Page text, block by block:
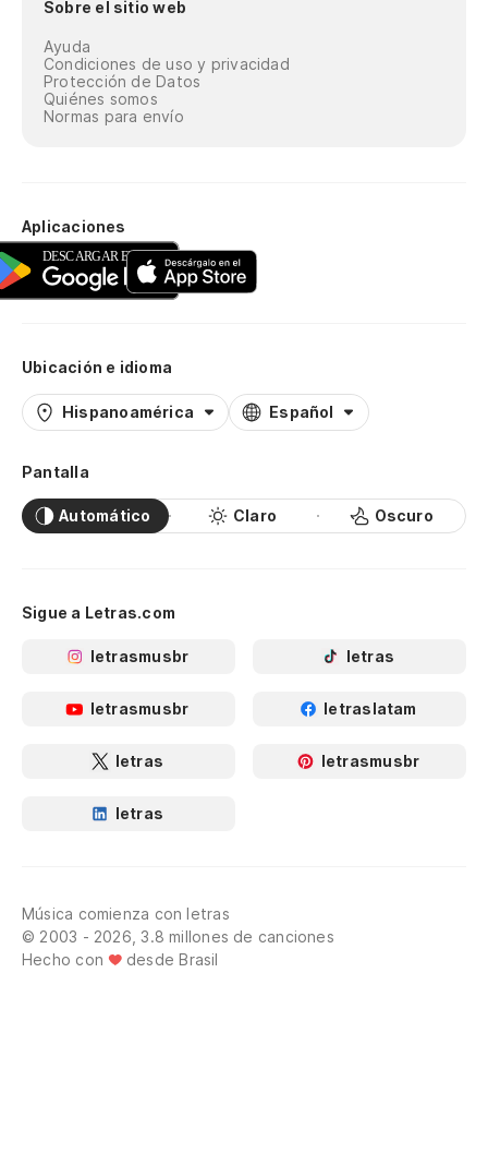
Sobre el sitio web
Ayuda
Condiciones de uso y privacidad
Protección de Datos
Quiénes somos
Normas para envío
Aplicaciones
Ubicación e idioma
Hispanoamérica Español
Pantalla
Automático Claro Oscuro
Sigue a Letras.com
letrasmusbr letras
letrasmusbr letraslatam
letras letrasmusbr
letras
Música comienza con letras
© 2003 - 2026, 3.8 millones de canciones
Hecho con
desde Brasil